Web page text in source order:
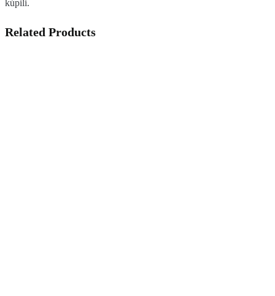
kúpili.
Related Products